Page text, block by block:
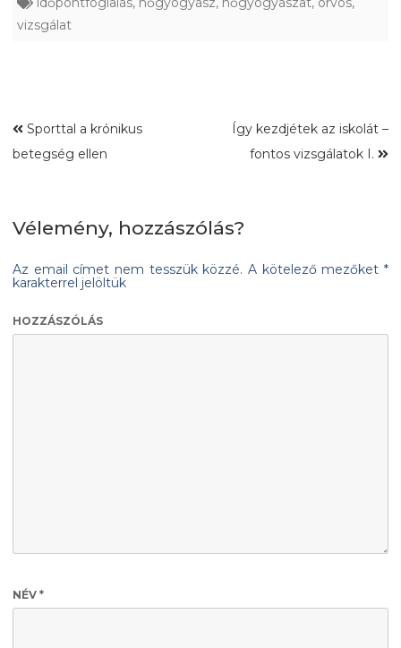
vizsgálat
Sporttal a krónikus
betegség ellen
Így kezdjétek az iskolát –
fontos vizsgálatok I.
Vélemény, hozzászólás?
Az email címet nem tesszük közzé. A kötelező mezőket*
karakterrel jelöltük
HOZZÁSZÓLÁS
NÉV *